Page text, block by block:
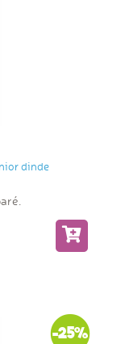
dinde
-25%